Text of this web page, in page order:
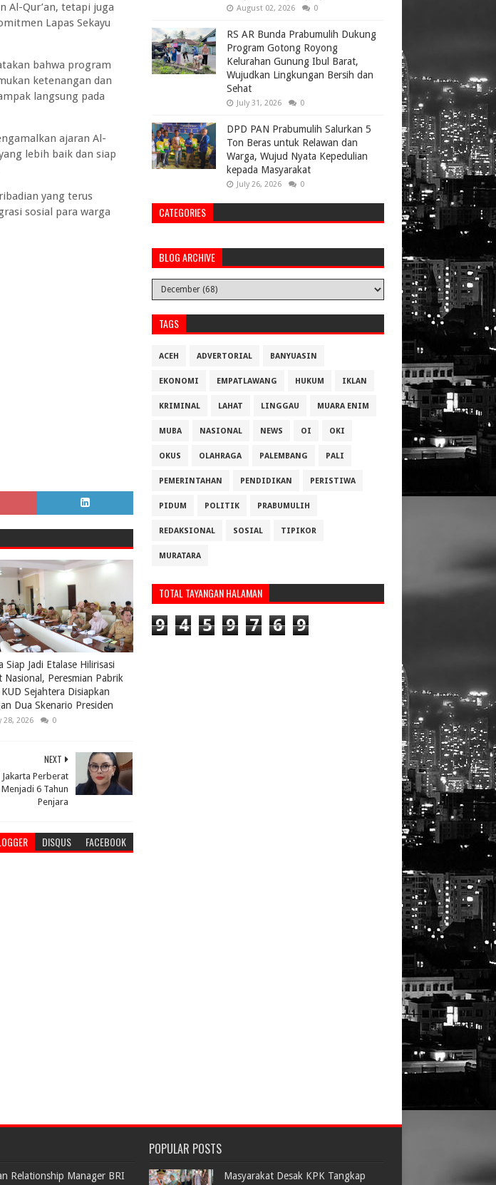
Al-Qur’an, tetapi juga
Lapas Sekayu
bahwa program
ketenangan dan
langsung pada
ajaran Al-
lebih baik dan siap
yang terus
sosial para warga
Siap Jadi Etalase Hilirisasi
Nasional, Peresmian Pabrik
Sejahtera Disiapkan
Dua Skenario Presiden
28, 2026 0
NEXT
Perberat
6 Tahun
Penjara
DISQUS FACEBOOK
August 02, 2026 0
RS AR Bunda Prabumulih Dukung
Program Gotong Royong
Kelurahan Gunung Ibul Barat,
Wujudkan Lingkungan Bersih dan
Sehat
July 31, 2026 0
DPD PAN Prabumulih Salurkan 5
Ton Beras untuk Relawan dan
Warga, Wujud Nyata Kepedulian
kepada Masyarakat
July 26, 2026 0
CATEGORIES
BLOG ARCHIVE
TAGS
ACEH ADVERTORIAL BANYUASIN
EKONOMI EMPATLAWANG HUKUM IKLAN
KRIMINAL LAHAT LINGGAU MUARA ENIM
MUBA NASIONAL NEWS OI OKI
OKUS OLAHRAGA PALEMBANG PALI
PEMERINTAHAN PENDIDIKAN PERISTIWA
PIDUM POLITIK PRABUMULIH
REDAKSIONAL SOSIAL TIPIKOR
MURATARA
TOTAL TAYANGAN HALAMAN
9 4 5 9 7 6 9
Relationship Manager BRI
POPULAR POSTS
Masyarakat Desak KPK Tangkap